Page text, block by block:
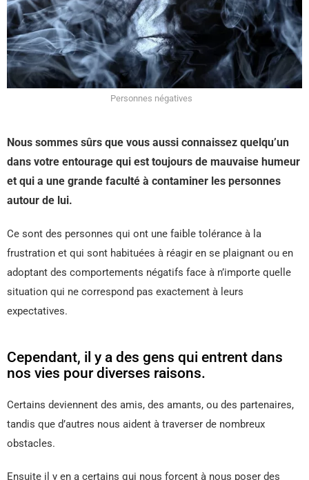
Personnes négatives
Nous sommes sûrs que vous aussi connaissez quelqu’un
dans votre entourage qui est toujours de mauvaise humeur
et qui a une grande faculté à contaminer les personnes
autour de lui.
Ce sont des personnes qui ont une faible tolérance à la
frustration et qui sont habituées à réagir en se plaignant ou en
adoptant des comportements négatifs face à n’importe quelle
situation qui ne correspond pas exactement à leurs
expectatives.
Cependant, il y a des gens qui entrent dans
nos vies pour diverses raisons.
Certains deviennent des amis, des amants, ou des partenaires,
tandis que d’autres nous aident à traverser de nombreux
obstacles.
Ensuite il y en a certains qui nous forcent à nous poser des